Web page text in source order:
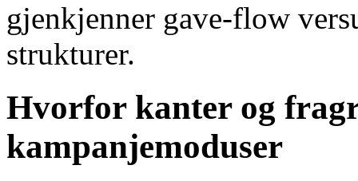
gjenkjenner gave-flow
strukturer.
Hvorfor kanter og
kampanjemoduser